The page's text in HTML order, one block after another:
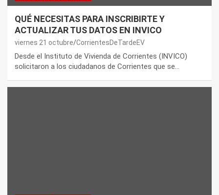
QUÉ NECESITAS PARA INSCRIBIRTE Y
ACTUALIZAR TUS DATOS EN INVICO
viernes 21 octubre CorrientesDeTardeEV
Desde el Instituto de Vivienda de Corrientes (INVICO)
solicitaron a los ciudadanos de Corrientes que se…